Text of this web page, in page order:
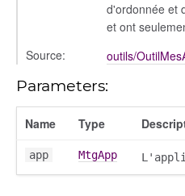
d'ordonnée et
et ont
Source:
outils/
Parameters:
Name Type
app MtgApp